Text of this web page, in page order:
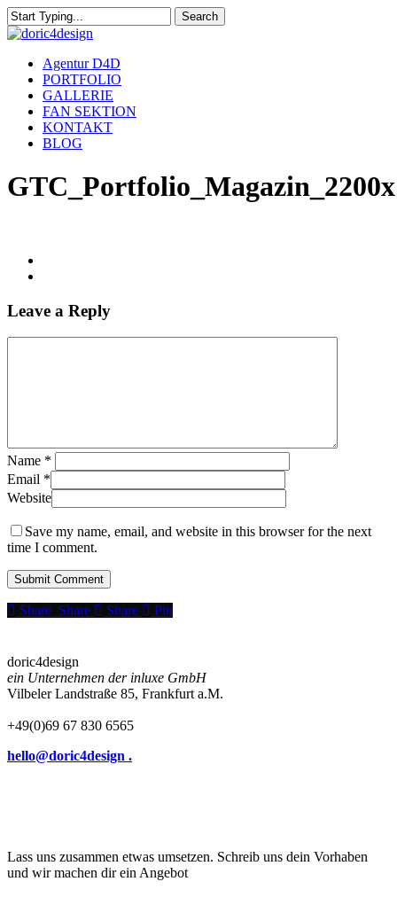
Skip
to
content
Search
Close
Menu
Agentur D4D
PORTFOLIO
GALLERIE
FAN SEKTION
KONTAKT
BLOG
Leave a Reply
Name *
Email *
Website
Save my name, email, and website in this browser for the next
time I comment.
Share
Share Share Share Pin
doric4design
ein Unternehmen der inluxe GmbH
Vilbeler Landstraße 85, Frankfurt a.M.
+49(0)69 67 830 6565
hello@doric4design .
Lass uns zusammen etwas umsetzen. Schreib uns dein Vorhaben
und wir machen dir ein Angebot